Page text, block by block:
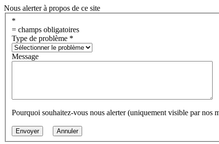
Nous alerter à propos de ce site
*
= champs obligatoires
Type de problème *
Message
Pourquoi souhaitez-vous nous alerter (uniquement visible par nos